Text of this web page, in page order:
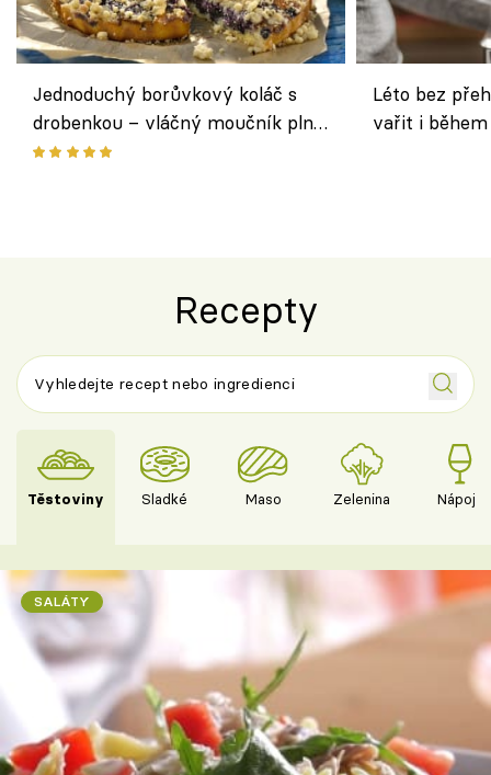
Jednoduchý borůvkový koláč s
drobenkou – vláčný moučník plný
ovoce
Léto bez
vařit i
Recepty
Těstoviny Sladké Maso Zelenina Nápoje
SALÁTY